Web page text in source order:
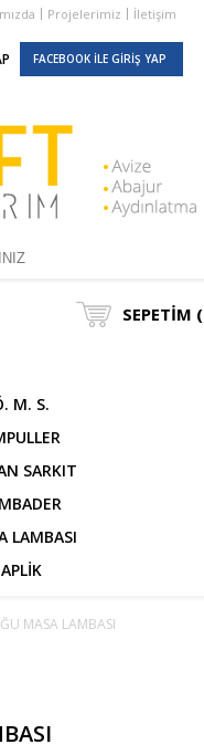
Projelerimiz İletişim
FACEBOOK İLE GİRİŞ YAP
SEPETİM (
M. S.
SARKIT
LAMBASI
APLİK
MASA LAMBASI